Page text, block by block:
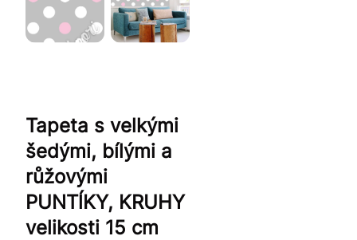
Tapeta s velkými
šedými, bílými a
růžovými
PUNTĺKY, KRUHY
velikosti 15 cm